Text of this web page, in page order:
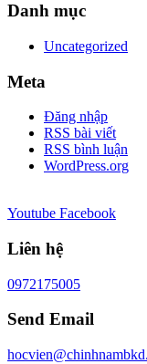
Danh mục
Uncategorized
Meta
Đăng nhập
RSS bài viết
RSS bình luận
WordPress.org
Youtube Facebook
Liên hệ
0972175005
Send Email